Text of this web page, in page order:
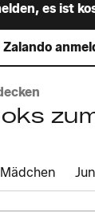
es ist
Mädchen